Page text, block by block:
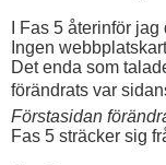
I Fas 5 återinför
Ingen
Det enda som
förändrats var
Förstasidan
Fas 5 sträcker sig